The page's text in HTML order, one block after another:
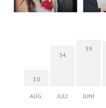
10
AUG.
34
JULI
39
JUNI